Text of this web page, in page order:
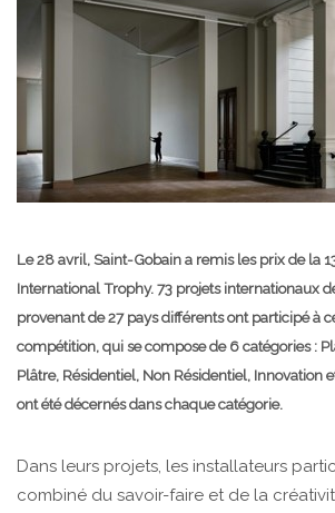
Le 28 avril, Saint-Gobain a remis les prix de la
International Trophy. 73 projets internationaux
provenant de 27 pays différents ont participé à
compétition, qui se compose de 6 catégories :
Plâtre, Résidentiel, Non Résidentiel, Innovation
ont été décernés dans chaque catégorie.
Dans leurs projets, les installateurs
combiné du savoir-faire et de la